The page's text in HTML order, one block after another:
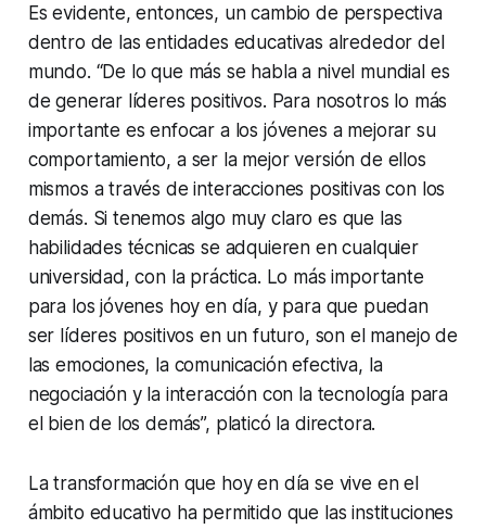
Es evidente, entonces, un cambio de perspectiva
dentro de las entidades educativas alrededor del
mundo. “De lo que más se habla a nivel mundial es
de generar líderes positivos. Para nosotros lo más
importante es enfocar a los jóvenes a mejorar su
comportamiento, a ser la mejor versión de ellos
mismos a través de interacciones positivas con los
demás. Si tenemos algo muy claro es que las
habilidades técnicas se adquieren en cualquier
universidad, con la práctica. Lo más importante
para los jóvenes hoy en día, y para que puedan
ser líderes positivos en un futuro, son el manejo de
las emociones, la comunicación efectiva, la
negociación y la interacción con la tecnología para
el bien de los demás”, platicó la directora.
La transformación que hoy en día se vive en el
ámbito educativo ha permitido que las instituciones